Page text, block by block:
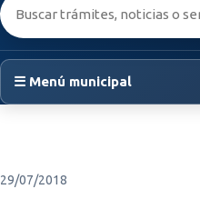
Buscar:
☰ Menú municipal
29/07/2018